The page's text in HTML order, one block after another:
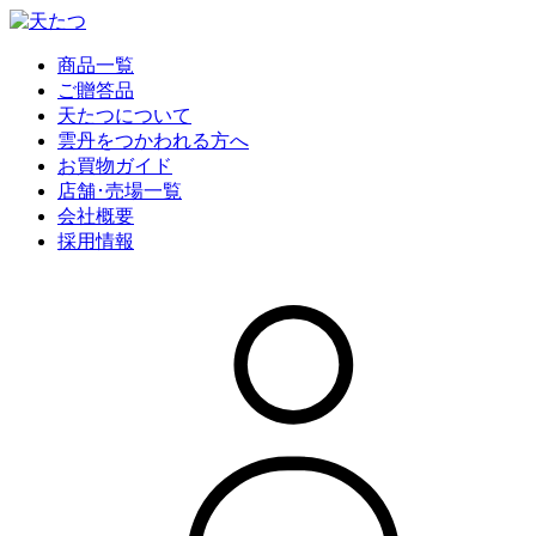
商品一覧
ご贈答品
天たつについて
雲丹をつかわれる方へ
お買物ガイド
店舗･売場一覧
会社概要
採用情報